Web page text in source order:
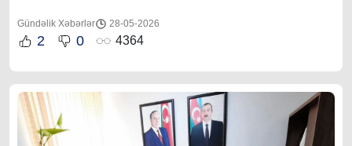
Gündəlik Xəbərlər 28-05-2026
2 0 4364